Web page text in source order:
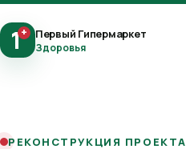
1+ Первый Гипермаркет
Здоровья
РЕКОНСТРУКЦИЯ ПРОЕКТА